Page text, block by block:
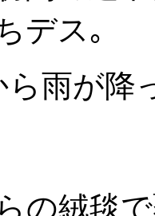
デス｡
ら雨が降
の絨毯